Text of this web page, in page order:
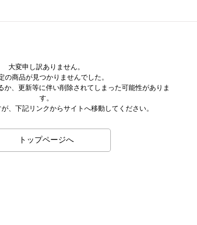
大変申し訳ありません。
の商品が見つかりませんでした。
か、更新等に伴い削除されてしまった可能性がありま
す。
、下記リンクからサイトへ移動してください。
トップページへ